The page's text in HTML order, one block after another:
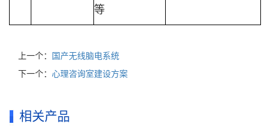
等
上一个：
国产无线脑电系统
下一个： 心理咨询室建设方案
相关产品